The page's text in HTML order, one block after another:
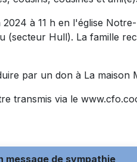
à 11 h en l'église
(secteur Hull). La famille
par un don à La maison
transmis via le
message de sympathie